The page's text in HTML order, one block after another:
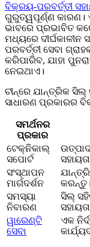
ବିକ୍ରୟ-ପରବର୍ତ୍ତୀ
ଗୁରୁତ୍ୱପୂର୍ଣ୍ଣ କାରଣ।
ଭାବରେ ପ୍ରଭାବିତ
ମଧ୍ୟରେ
ପରବର୍ତ୍ତୀ ସେବା
କରିପାରିବ, ଯାହା
ନେଇଥାଏ।
ଚୀନ୍‌ରେ ଯାନ୍ତ୍ରିକ ସିଲ୍
ସାଧାରଣ ପ୍ରକାରର
ସମର୍ଥନର
ପ୍ରକାର
ଟେକ୍ନିକାଲ୍
ସପୋର୍ଟ
ସଂସ୍ଥାପନ
ମାର୍ଗଦର୍ଶନ
କରନ୍ତୁ।
ସମସ୍ୟା
ନିବାରଣ
ସିଲ୍
ୱାରେଣ୍ଟି
ସେବା
ଏକ